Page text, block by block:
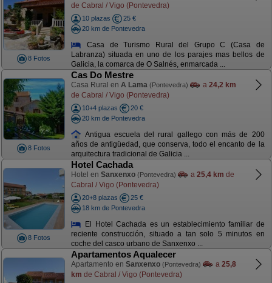
8 Fotos
de Cabral / Vigo (Pontevedra)
10 plazas
25 €
20 km de Pontevedra
Casa de Turismo Rural del Grupo C (Casa de
Labranza) situada en uno de los parajes mas bellos de
Galicia, la comarca de O Salnés, enmarcada ...
8 Fotos
Cas Do Mestre
Casa Rural en A Lama (Pontevedra) a 24,2 km
de Cabral / Vigo (Pontevedra)
10+4 plazas
20 €
20 km de Pontevedra
Antigua escuela del rural gallego con más de 200
años de antigüedad, que conserva, todo el encanto de la
arquitectura tradicional de Galicia ...
8 Fotos
Hotel Cachada
Hotel en Sanxenxo (Pontevedra) a 25,4 km de
Cabral / Vigo (Pontevedra)
20+8 plazas
25 €
18 km de Pontevedra
El Hotel Cachada es un establecimiento familiar de
reciente construcción, situado a tan solo 5 minutos en
coche del casco urbano de Sanxenxo ...
Apartamentos Aqualecer
Apartamento en Sanxenxo (Pontevedra) a 25,8
km de Cabral / Vigo (Pontevedra)